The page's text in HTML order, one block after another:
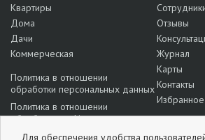
Квартиры
Дома
Дачи
Коммерческая
Политика в отношении
обработки персональных данных
Политика в отношении
обработки cookie
Подробнее о настройках файлов
Отзывы
Журнал
Карты
Контакты
Избранное
Для обеспечения удобства